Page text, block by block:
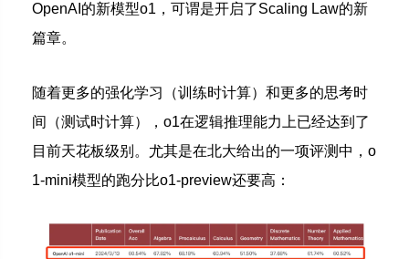
OpenAI的新模型o1，可谓是开启了Scaling Law的新
篇章。
随着更多的强化学习（训练时计算）和更多的思考时
间（测试时计算），o1在逻辑推理能力上已经达到了
目前天花板级别。尤其是在北大给出的一项评测中，o
1-mini模型的跑分比o1-preview还要高：